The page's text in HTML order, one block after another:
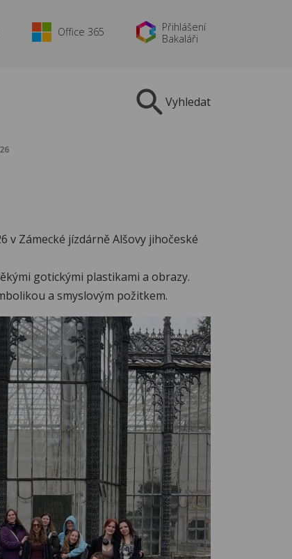
Office 365
Přihlášení
Bakaláři
Vyhledat
v Zámecké jízdárně Alšovy jihočeské
gotickými plastikami a obrazy.
a smyslovým požitkem.